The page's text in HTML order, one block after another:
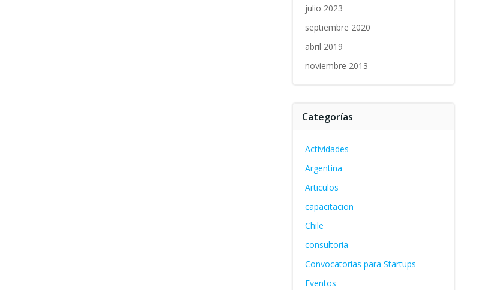
julio 2023
septiembre 2020
abril 2019
noviembre 2013
Categorías
Actividades
Argentina
Articulos
capacitacion
Chile
consultoria
Convocatorias para Startups
Eventos